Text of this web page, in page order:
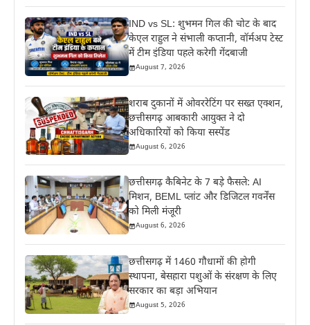
IND vs SL: शुभमन गिल की चोट के बाद
केएल राहुल ने संभाली कप्तानी, वॉर्मअप टेस्ट
में टीम इंडिया पहले करेगी गेंदबाजी
August 7, 2026
शराब दुकानों में ओवररेटिंग पर सख्त एक्शन,
छत्तीसगढ़ आबकारी आयुक्त ने दो
अधिकारियों को किया सस्पेंड
August 6, 2026
छत्तीसगढ़ कैबिनेट के 7 बड़े फैसले: AI
मिशन, BEML प्लांट और डिजिटल गवर्नेंस
को मिली मंजूरी
August 6, 2026
छत्तीसगढ़ में 1460 गौधामों की होगी
स्थापना, बेसहारा पशुओं के संरक्षण के लिए
सरकार का बड़ा अभियान
August 5, 2026